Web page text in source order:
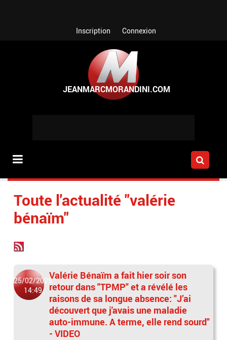
Inscription Connexion
Toute l'actualité "valérie
bénaïm"
25/02/2025
14:49
Valérie Bénaïm a fait hier soir son
retour dans "TPMP" et a révélé les
raisons de sa longue absence: "J’ai
découvert que j'avais une maladie
auto-immune. A terme, elle rend sourd"
- VIDEO